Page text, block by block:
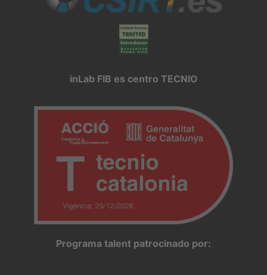
inLab FIB es centro TECNIO
Programa talent patrocinado por: